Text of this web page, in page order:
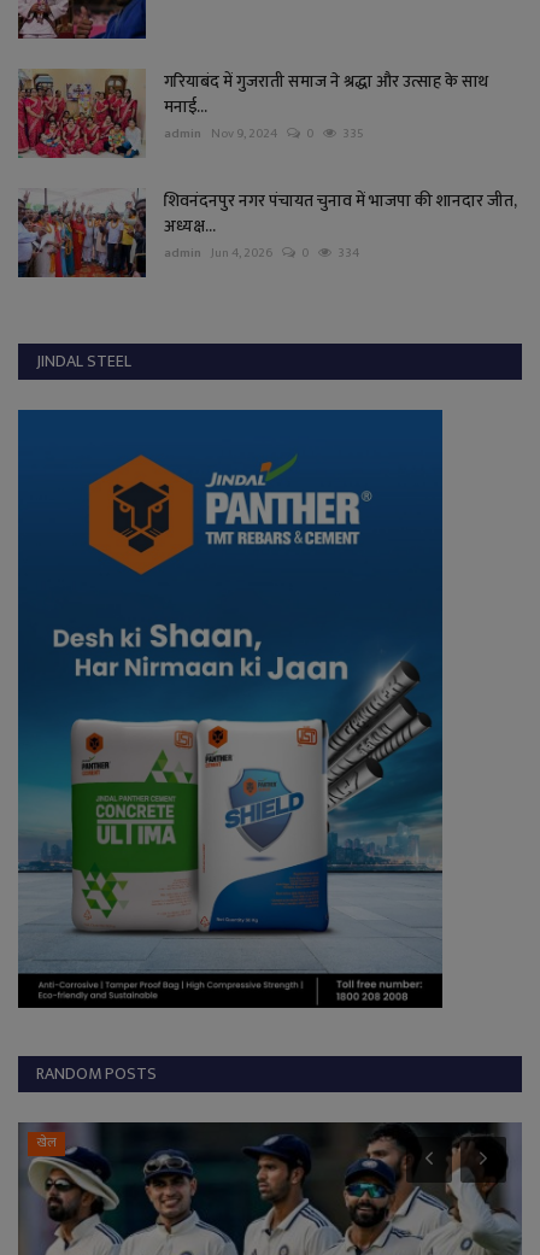
गरियाबंद में गुजराती समाज ने श्रद्धा और उत्साह के साथ
मनाई...
admin Nov 9, 2024 0 335
शिवनंदनपुर नगर पंचायत चुनाव में भाजपा की शानदार जीत,
अध्यक्ष...
admin Jun 4, 2026 0 334
JINDAL STEEL
RANDOM POSTS
खेल